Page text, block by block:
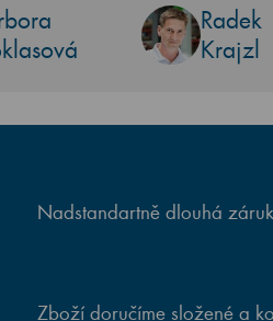
Radek
Krajzl
Nadstandartně dlouhá
Zboží doručíme složené a